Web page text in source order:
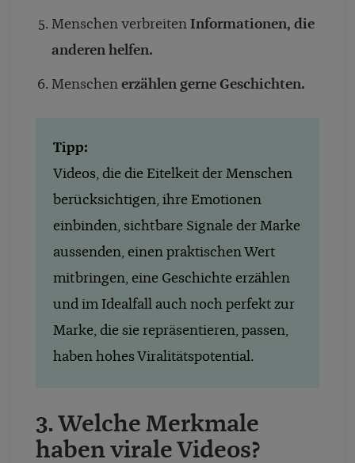
Menschen verbreiten Informationen, die
anderen helfen.
Menschen erzählen gerne Geschichten.
Tipp:
Videos, die die Eitelkeit der Menschen
berücksichtigen, ihre Emotionen
einbinden, sichtbare Signale der Marke
aussenden, einen praktischen Wert
mitbringen, eine Geschichte erzählen
und im Idealfall auch noch perfekt zur
Marke, die sie repräsentieren, passen,
haben hohes Viralitätspotential.
3. Welche Merkmale
haben virale Videos?